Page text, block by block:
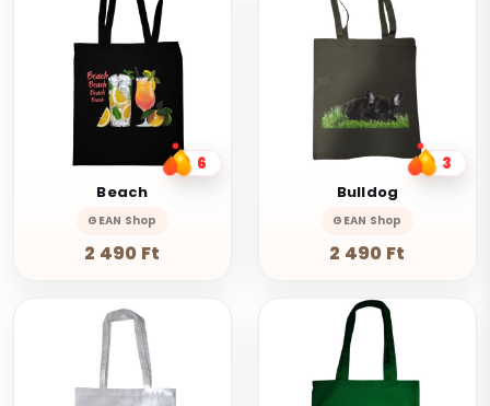
6
Beach
GEAN Shop
2 490 Ft
3
Bulldog
GEAN Shop
2 490 Ft